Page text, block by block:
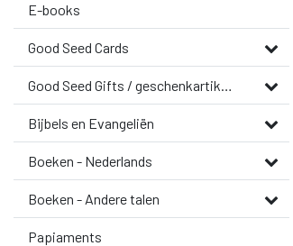
E-books
Good Seed Cards
Good Seed Gifts / geschenkartikelen
Bijbels en Evangeliën
Boeken - Nederlands
Boeken - Andere talen
Papiaments